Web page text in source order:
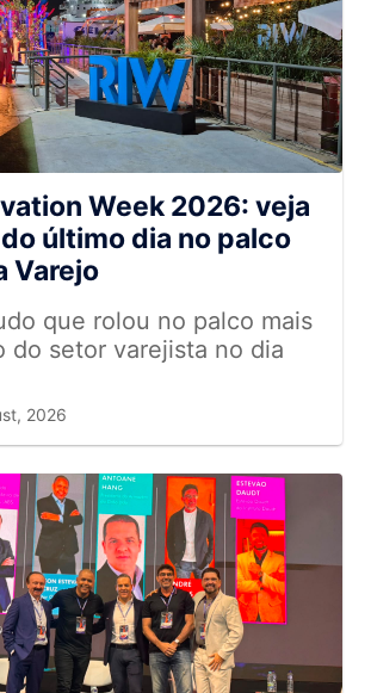
Week 2026: veja
último dia no palco
Varejo
que rolou no palco mais
do setor varejista no dia
2026